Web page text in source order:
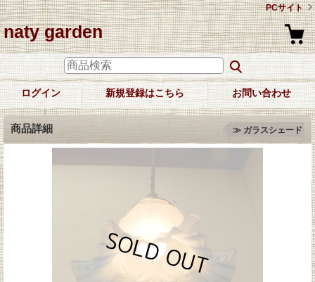
PCサイト
naty garden
ログイン 新規登録はこちら お問い合わせ
商品詳細 ≫ ガラスシェード